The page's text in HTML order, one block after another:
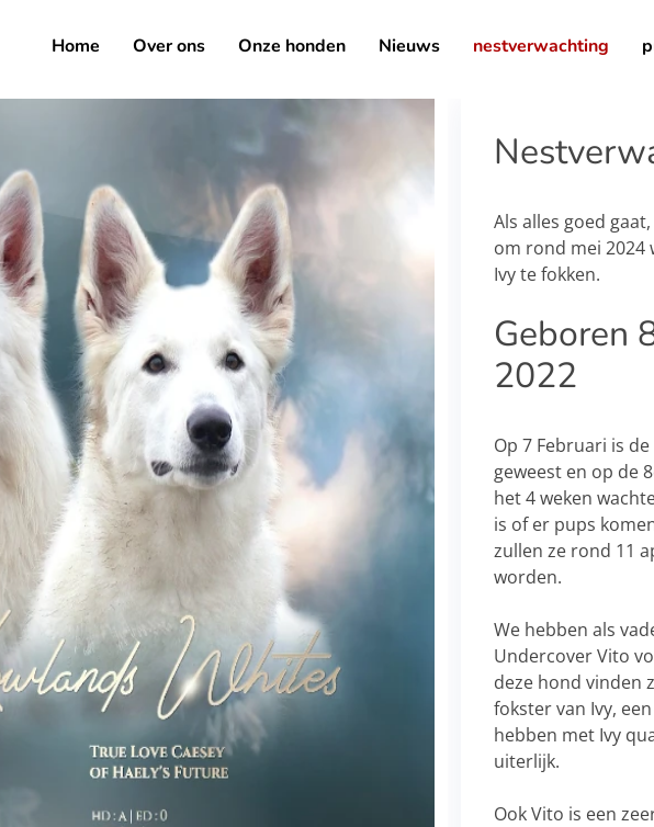
Home Over ons Onze honden Nieuws nestverwachting
Als alles goed
om rond mei 2024
Ivy te fokken.
Geboren
2022
Op 7 Februari is
geweest en op de
het 4 weken
is of er pups
zullen ze rond 11
worden.
We hebben als
Undercover Vito
deze hond vinden
fokster van Ivy,
hebben met Ivy
uiterlijk.
Ook Vito is een